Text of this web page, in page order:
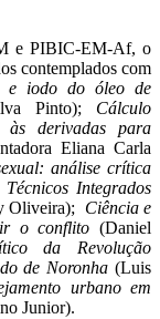
e PIBIC-EM-Af, o
contemplados com
e iodo do óleo de
Pinto); Cálculo
às derivadas para
Eliana Carla
análise crítica
Integrados
Oliveira); Ciência e
o conflito (Daniel
da Revolução
de Noronha (Luis
urbano em
Junior).